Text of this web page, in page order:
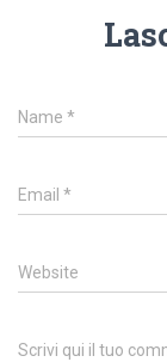
Name *
Email *
Website
Scrivi qui il tuo